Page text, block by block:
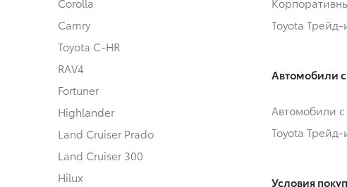
Camry
Toyota C-HR
RAV4
Fortuner
Highlander
Land Cruiser Prado
Land Cruiser 300
Hilux
Toyota Трейд-
Автомобили
Автомобили
Toyota Трейд-
Условия